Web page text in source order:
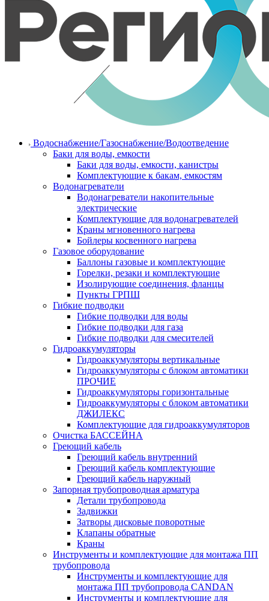
Водоснабжение/Газоснабжение/Водоотведение
Баки для воды, емкости
Баки для воды, емкости, канистры
Комплектующие к бакам, емкостям
Водонагреватели
Водонагреватели накопительные
электрические
Комплектующие для водонагревателей
Краны мгновенного нагрева
Бойлеры косвенного нагрева
Газовое оборудование
Баллоны газовые и комплектующие
Горелки, резаки и комплектующие
Изолирующие соединения, фланцы
Пункты ГРПШ
Гибкие подводки
Гибкие подводки для воды
Гибкие подводки для газа
Гибкие подводки для смесителей
Гидроаккумуляторы
Гидроаккумуляторы вертикальные
Гидроаккумуляторы с блоком автоматики
ПРОЧИЕ
Гидроаккумуляторы горизонтальные
Гидроаккумуляторы с блоком автоматики
ДЖИЛЕКС
Комплектующие для гидроаккумуляторов
Очистка БАССЕЙНА
Греющий кабель
Греющий кабель внутренний
Греющий кабель комплектующие
Греющий кабель наружный
Запорная трубопроводная арматура
Детали трубопровода
Задвижки
Затворы дисковые поворотные
Клапаны обратные
Краны
Инструменты и комплектующие для монтажа ПП
трубопровода
Инструменты и комплектующие для
монтажа ПП трубопровода CANDAN
Инструменты и комплектующие для